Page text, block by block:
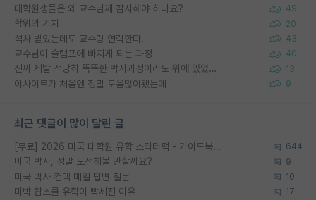
대학원생들은 왜 교수님께 감사해야 하나요? 49
학위의 가치 20
석사 받았는데도 교수랑 연락한다. 43
교수님이 슬럼프에 빠지게 되는 과정 40
진짜 제발 적당히 똑똑한 박사과정이라도 위에 있었으면.. 13
이사이트가 처음엔 정말 도움많이됐는데 9
최근 댓글이 많이 달린 글
[무료] 2026 미국 대학원 유학 스타터팩 - 가이드북 & 합격자 컨택메일 템플릿 644
미국 박사, 정말 도전해볼 만할까요? 9
미국 박사 컨택 메일 답변 질문 10
미박 탑스쿨 유학이 빡세진 이유 17